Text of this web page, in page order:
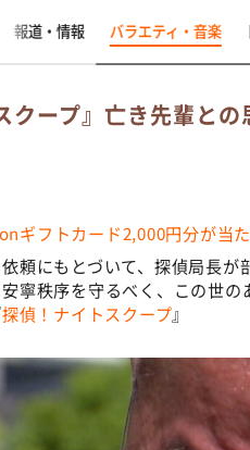
報道・情報 バラエティ・音楽
クープ』亡き先輩と
ギフトカード2,000円分が当
頼にもとづいて、探偵局長が
寧秩序を守るべく、この世
探偵！ナイトスクープ』